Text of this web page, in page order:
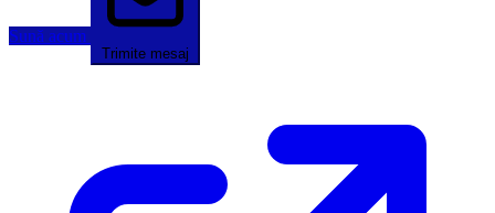
Sună acum
Trimite mesaj